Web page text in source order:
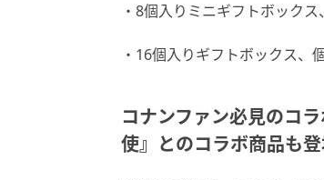
・8個入りミニギフトボック
・16個入りギフトボックス、
コナンファン必見のコ
使』とのコラボ商品も登